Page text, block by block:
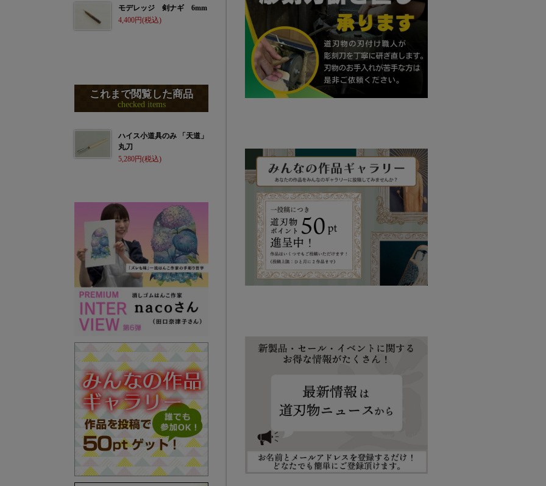
モデレッジ 剣ナギ 6mm
4,400
これまで閲覧した商品
checked items
ハイス小道具のみ 「天道」
丸刀
5,280